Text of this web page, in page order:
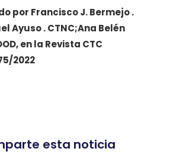
por Francisco J. Bermejo .
Ayuso . CTNC;Ana Belén
en la Revista CTC
2022
esta noticia